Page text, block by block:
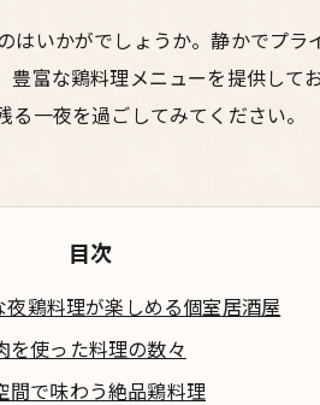
いかがでしょうか。静かでプ
富な鶏料理メニューを提供して
一夜を過ごしてみてください。
目次
鶏料理が楽しめる個室居酒屋
を使った料理の数々
間で味わう絶品鶏料理